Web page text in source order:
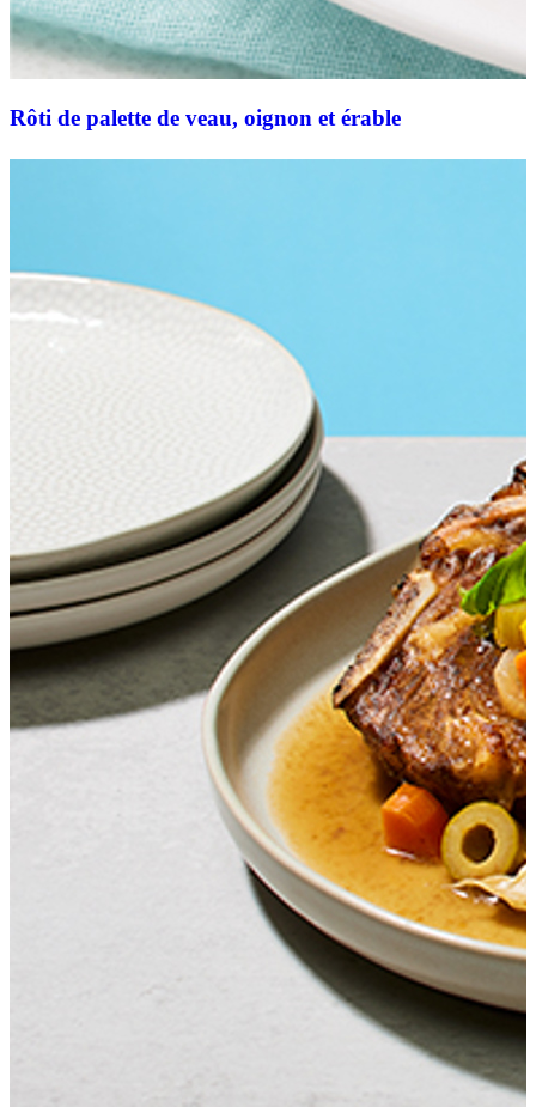
Rôti de palette de veau, oignon et érable